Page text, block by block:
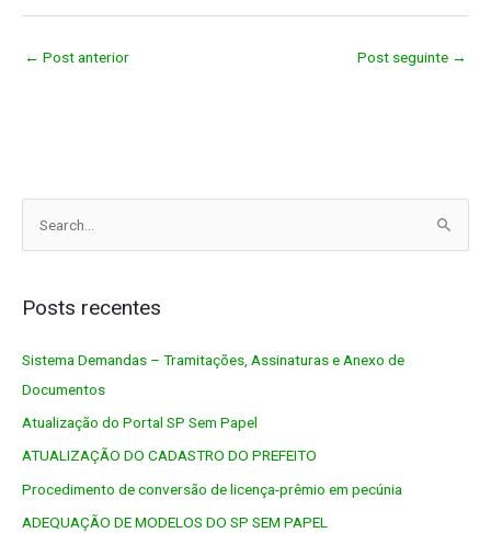
← Post anterior Post seguinte →
q
i
s
a
r
Posts recentes
Sistema Demandas – Tramitações, Assinaturas e Anexo de
Documentos
Atualização do Portal SP Sem Papel
ATUALIZAÇÃO DO CADASTRO DO PREFEITO
Procedimento de conversão de licença-prêmio em pecúnia
ADEQUAÇÃO DE MODELOS DO SP SEM PAPEL